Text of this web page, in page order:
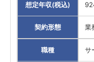
想定年収(税込)
契約形態 業
職種 サ